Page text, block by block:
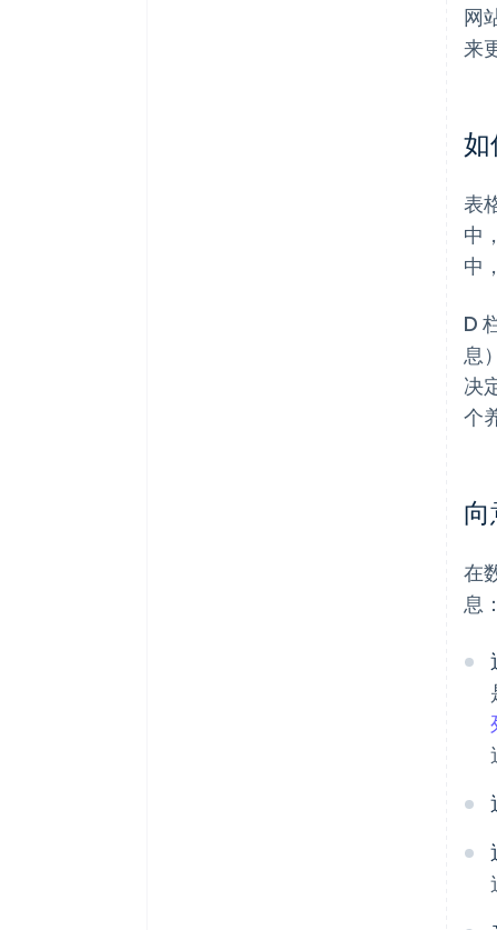
网
来
表
中
中
D
息
决
个
在
息